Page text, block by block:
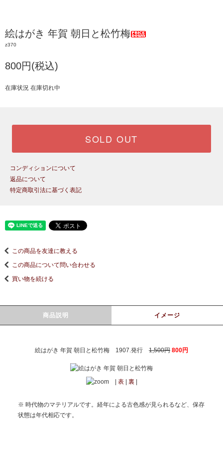
絵はがき 年賀 朝日と松竹梅
z370
800円(税込)
在庫状況 在庫切れ中
SOLD OUT
コンディションについて
返品について
特定商取引法に基づく表記
この商品を友達に教える
この商品について問い合わせる
買い物を続ける
商品説明 イメージ
絵はがき 年賀 朝日と松竹梅 1907.発行 1,500円 800円
| 表| 裏|
※ 時代物のマテリアルです。経年による古色感が見られるなど、保存
状態は年代相応です。